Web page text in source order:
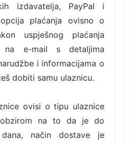
izdavatelja, PayPal i
plaćanja ovisno o
uspješnog plaćanja
na e-mail s detaljima
i informacijama o
dobiti samu ulaznicu.
ovisi o tipu ulaznice
na to da je do
način dostave je